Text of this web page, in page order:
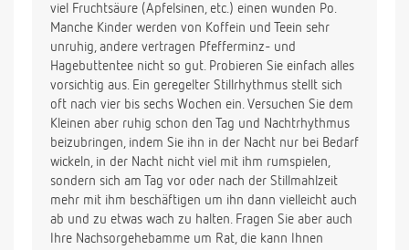
viel Fruchtsäure (Apfelsinen, etc.) einen wunden Po.
Manche Kinder werden von Koffein und Teein sehr
unruhig, andere vertragen Pfefferminz- und
Hagebuttentee nicht so gut. Probieren Sie einfach alles
vorsichtig aus. Ein geregelter Stillrhythmus stellt sich
oft nach vier bis sechs Wochen ein. Versuchen Sie dem
Kleinen aber ruhig schon den Tag und Nachtrhythmus
beizubringen, indem Sie ihn in der Nacht nur bei Bedarf
wickeln, in der Nacht nicht viel mit ihm rumspielen,
sondern sich am Tag vor oder nach der Stillmahlzeit
mehr mit ihm beschäftigen um ihn dann vielleicht auch
ab und zu etwas wach zu halten. Fragen Sie aber auch
Ihre Nachsorgehebamme um Rat, die kann Ihnen